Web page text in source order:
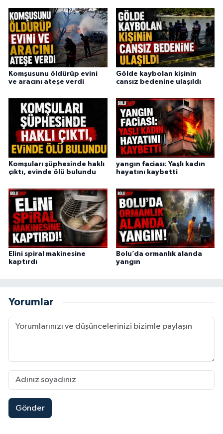
Komşusunu öldürüp evini
ve aracını ateşe verdi
Gölde kaybolan kişinin
cansız bedenine ulaşıldı
Komşuları şüphesinde haklı
çıktı, evinde ölü bulundu
yangın faciası: Yaşlı kadın
hayatını kaybetti
Elini spiral makinesine
kaptırdı
Bolu’da ormanlık alanda
yangın
Yorumlar
Gönder